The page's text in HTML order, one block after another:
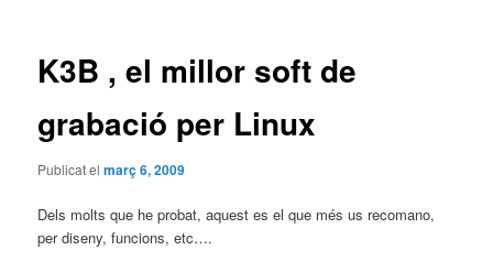
K3B , el millor soft de
grabació per Linux
Publicat elmarç 6, 2009
Dels molts que he probat, aquest es el que més us recomano,
per diseny, funcions, etc….